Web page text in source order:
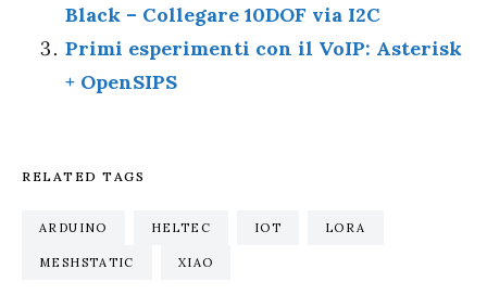
Black – Collegare 10DOF via I2C
Primi esperimenti con il VoIP: Asterisk
+ OpenSIPS
RELATED TAGS
ARDUINO HELTEC IOT LORA
MESHSTATIC XIAO